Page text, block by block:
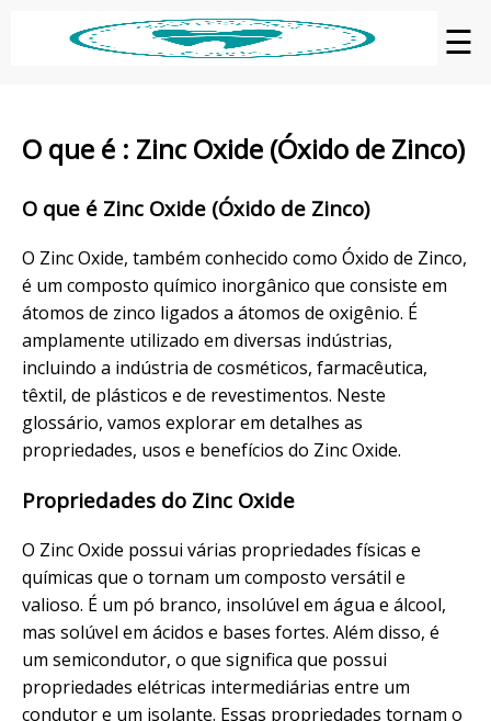
☰
O que é : Zinc Oxide (Óxido de Zinco)
O que é Zinc Oxide (Óxido de Zinco)
O Zinc Oxide, também conhecido como Óxido de Zinco,
é um composto químico inorgânico que consiste em
átomos de zinco ligados a átomos de oxigênio. É
amplamente utilizado em diversas indústrias,
incluindo a indústria de cosméticos, farmacêutica,
têxtil, de plásticos e de revestimentos. Neste
glossário, vamos explorar em detalhes as
propriedades, usos e benefícios do Zinc Oxide.
Propriedades do Zinc Oxide
O Zinc Oxide possui várias propriedades físicas e
químicas que o tornam um composto versátil e
valioso. É um pó branco, insolúvel em água e álcool,
mas solúvel em ácidos e bases fortes. Além disso, é
um semicondutor, o que significa que possui
propriedades elétricas intermediárias entre um
condutor e um isolante. Essas propriedades tornam o